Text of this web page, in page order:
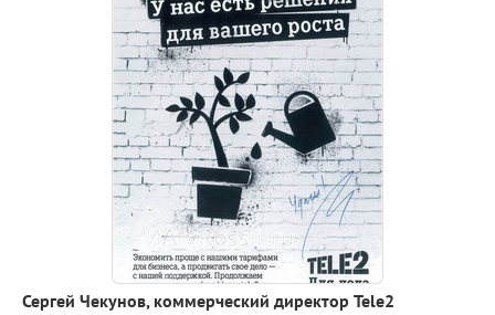
Сергей Чекунов, коммерческий директор Tele2